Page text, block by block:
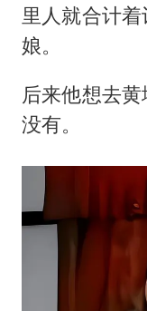
里人就合计
娘。
后来他想去
没有。